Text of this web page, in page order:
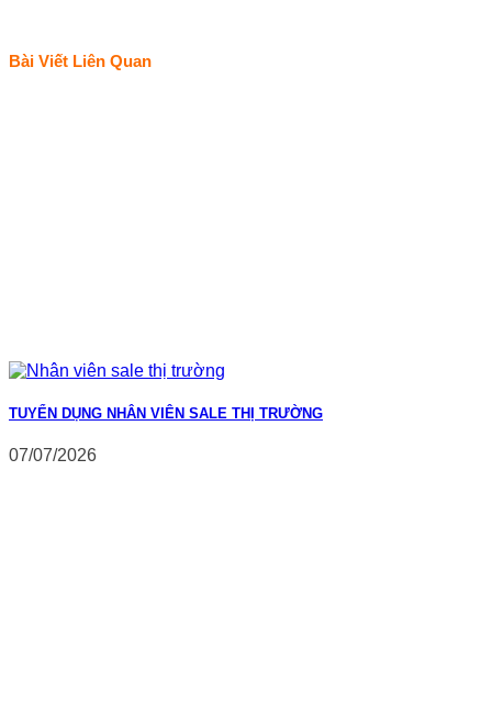
Bài Viết Liên Quan
TUYỂN DỤNG NHÂN VIÊN SALE THỊ TRƯỜNG
07/07/2026